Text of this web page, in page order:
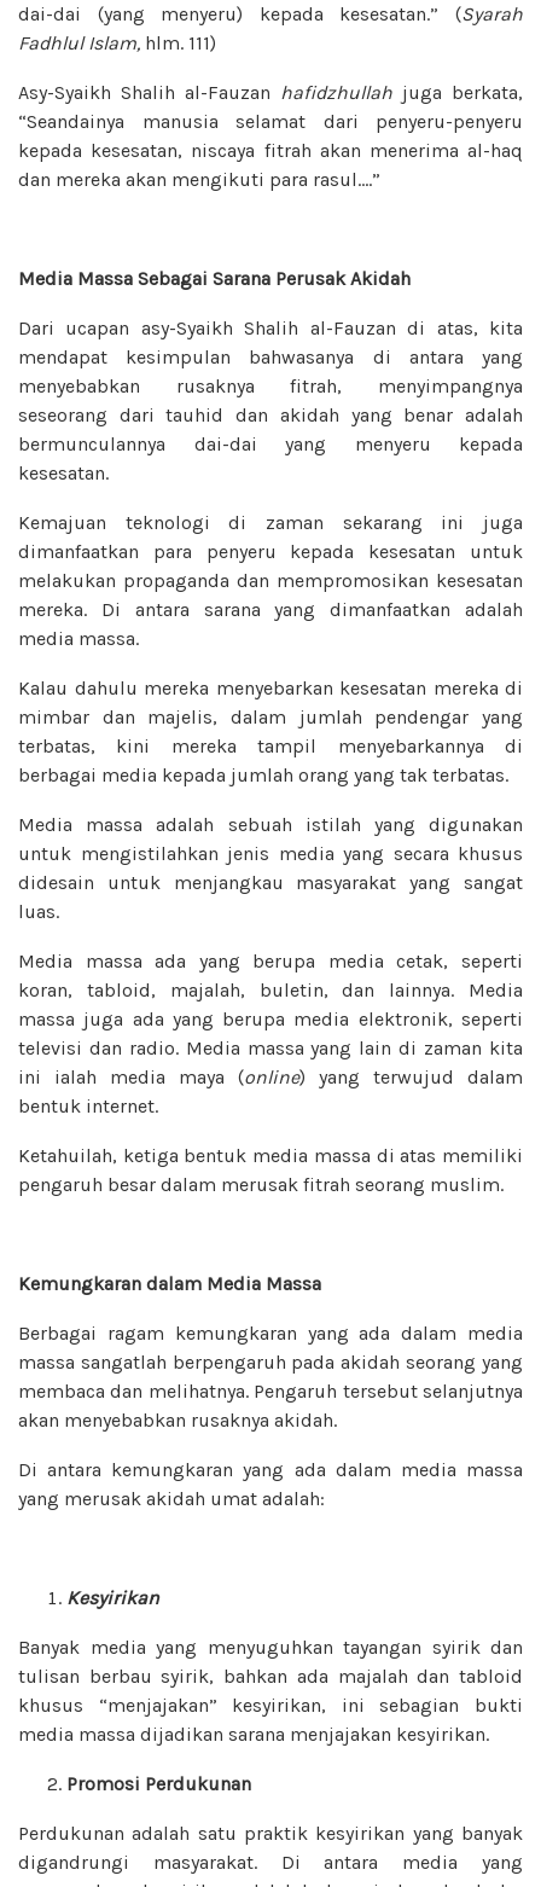
dai-dai (yang menyeru) kepada kesesatan.” (Syarah
Fadhlul Islam, hlm. 111)
Asy-Syaikh Shalih al-Fauzan hafidzhullah juga berkata,
“Seandainya manusia selamat dari penyeru-penyeru
kepada kesesatan, niscaya fitrah akan menerima al-haq
dan mereka akan mengikuti para rasul….”
Media Massa Sebagai Sarana Perusak Akidah
Dari ucapan asy-Syaikh Shalih al-Fauzan di atas, kita
mendapat kesimpulan bahwasanya di antara yang
menyebabkan rusaknya fitrah, menyimpangnya
seseorang dari tauhid dan akidah yang benar adalah
bermunculannya dai-dai yang menyeru kepada
kesesatan.
Kemajuan teknologi di zaman sekarang ini juga
dimanfaatkan para penyeru kepada kesesatan untuk
melakukan propaganda dan mempromosikan kesesatan
mereka. Di antara sarana yang dimanfaatkan adalah
media massa.
Kalau dahulu mereka menyebarkan kesesatan mereka di
mimbar dan majelis, dalam jumlah pendengar yang
terbatas, kini mereka tampil menyebarkannya di
berbagai media kepada jumlah orang yang tak terbatas.
Media massa adalah sebuah istilah yang digunakan
untuk mengistilahkan jenis media yang secara khusus
didesain untuk menjangkau masyarakat yang sangat
luas.
Media massa ada yang berupa media cetak, seperti
koran, tabloid, majalah, buletin, dan lainnya. Media
massa juga ada yang berupa media elektronik, seperti
televisi dan radio. Media massa yang lain di zaman kita
ini ialah media maya (online) yang terwujud dalam
bentuk internet.
Ketahuilah, ketiga bentuk media massa di atas memiliki
pengaruh besar dalam merusak fitrah seorang muslim.
Kemungkaran dalam Media Massa
Berbagai ragam kemungkaran yang ada dalam media
massa sangatlah berpengaruh pada akidah seorang yang
membaca dan melihatnya. Pengaruh tersebut selanjutnya
akan menyebabkan rusaknya akidah.
Di antara kemungkaran yang ada dalam media massa
yang merusak akidah umat adalah:
Kesyirikan
Banyak media yang menyuguhkan tayangan syirik dan
tulisan berbau syirik, bahkan ada majalah dan tabloid
khusus “menjajakan” kesyirikan, ini sebagian bukti
media massa dijadikan sarana menjajakan kesyirikan.
Promosi Perdukunan
Perdukunan adalah satu praktik kesyirikan yang banyak
digandrungi masyarakat. Di antara media yang